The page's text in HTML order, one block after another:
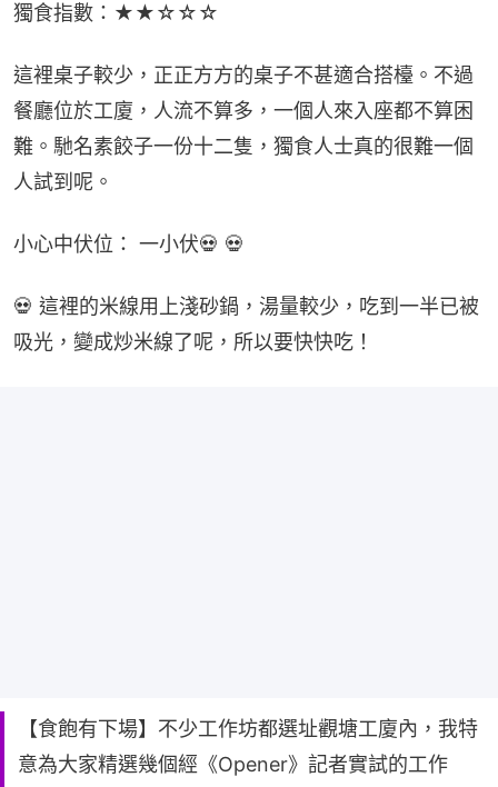
獨食指數：★★☆☆☆
這裡桌子較少，正正方方的桌子不甚適合搭檯。不過
餐廳位於工廈，人流不算多，一個人來入座都不算困
難。馳名素餃子一份十二隻，獨食人士真的很難一個
人試到呢。
小心中伏位： 一小伏💀 💀
💀 這裡的米線用上淺砂鍋，湯量較少，吃到一半已被
吸光，變成炒米線了呢，所以要快快吃！
【食飽有下場】不少工作坊都選址觀塘工廈內，我特
意為大家精選幾個經《Opener》記者實試的工作